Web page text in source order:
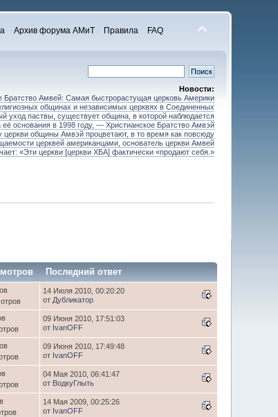
Архив форума АМиТ Правила FAQ
Новости:
Братство Амвей: Самая быстрорастущая церковь Америки
общинах и независимых церквях в Соединенных
уход паствы, существует община, в которой наблюдается
основания в 1998 году, — Христианское Братство Амвэй
общины Амвэй процветают, в то время как повсюду
церквей американцами, основатель церкви Амвей
«Эти церкви [церкви ХБА] фактически «продают себя.»
Последний ответ
14 Июля 2010, 00:20:20
от Дубликатор
09 Июня 2010, 17:51:03
от IvanOFF
09 Июня 2010, 17:49:48
от IvanOFF
04 Мая 2010, 06:41:47
от ВодкуГлыть
14 Мая 2009, 00:25:26
от IvanOFF